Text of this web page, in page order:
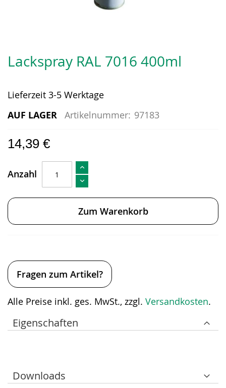
der
springen
Lackspray RAL 7016 400ml
Lieferzeit 3-5 Werktage
AUF LAGER Artikelnummer: 97183
14,39 €
Anzahl
Zum Warenkorb
Fragen zum Artikel?
Alle Preise inkl. ges. MwSt., zzgl. Versandkosten.
Eigenschaften
Downloads